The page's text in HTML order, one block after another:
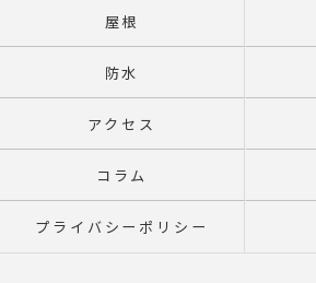
屋根
防水
アクセス
コラム
プライバシーポリシー